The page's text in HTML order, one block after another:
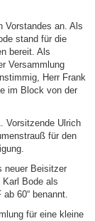
Vorstandes an. Als
stand für die
bereit. Als
Versammlung
Herr Frank
im Block von der
Vorsitzende Ulrich
für den
neuer Beisitzer
Karl Bode als
60“ benannt.
für eine kleine